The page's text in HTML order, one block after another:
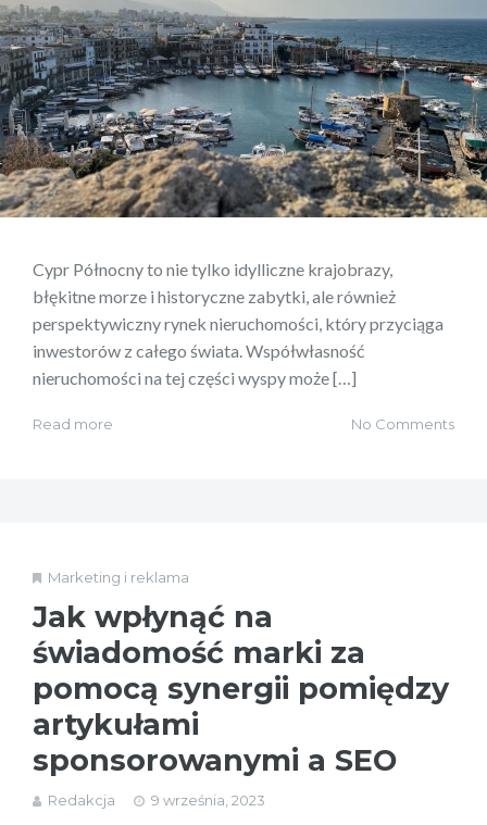
Cypr Północny to nie tylko idylliczne krajobrazy,
błękitne morze i historyczne zabytki, ale również
perspektywiczny rynek nieruchomości, który przyciąga
inwestorów z całego świata. Współwłasność
nieruchomości na tej części wyspy może […]
Read more No Comments
Marketing i reklama
Jak wpłynąć na
świadomość marki za
pomocą synergii pomiędzy
artykułami
sponsorowanymi a SEO
Redakcja 9 września, 2023